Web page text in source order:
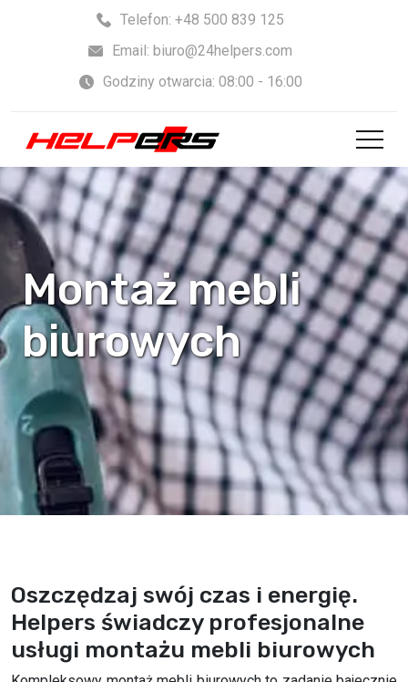
Telefon: +48 500 839 125
Email: biuro@24helpers.com
Godziny otwarcia: 08:00 - 16:00
Montaż mebli
biurowych
Oszczędzaj swój czas i energię.
Helpers świadczy profesjonalne
usługi montażu mebli biurowych